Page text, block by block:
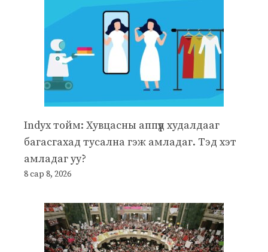
Indyx тойм: Хувцасны аппүүд худалдааг
багасгахад тусална гэж амладаг. Тэд хэт
амладаг уу?
8 сар 8, 2026